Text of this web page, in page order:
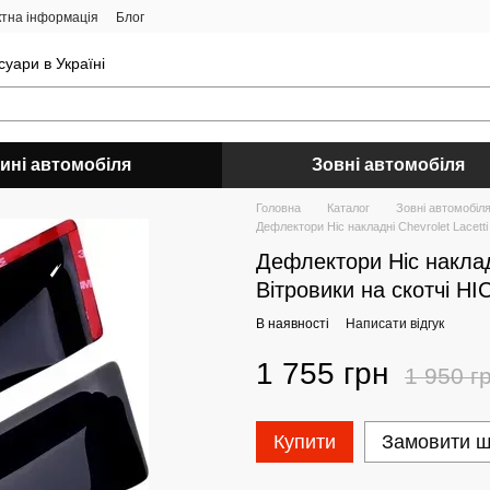
інформація Блог
в Україні
автомобіля Зовні автомобіля
Головна Каталог
Зовні автомобіля
Дефлектори Hic накладні Chevrolet
Дефлектори Hic
Вітровики на скотчі
В наявності Написати відгук
1 755 грн 1 950
Купити Замовити